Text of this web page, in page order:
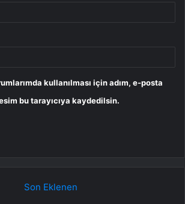
kullanılması için adım, e-posta
bu tarayıcıya kaydedilsin.
Son Eklenen